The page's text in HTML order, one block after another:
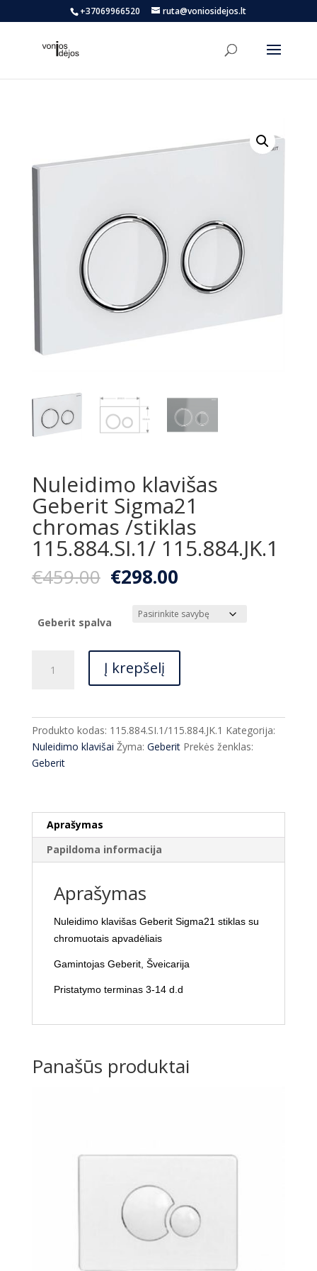
+37069966520 ruta@voniosidejos.lt
Nuleidimo klavišas
Geberit Sigma21
chromas /stiklas
115.884.SI.1/ 115.884.JK.1
€459.00 Original
price
was:
€459.00.
€298.00Current
is:
€298.00.
Geberit spalva
kiekis:
Geberit
Sigma21
chromas
Į krepšelį
Produkto kodas: 115.884.SI.1/115.884.JK.1 Kategorija:
Nuleidimo klavišai Žyma: Geberit Prekės ženklas:
Geberit
Aprašymas
Papildoma informacija
Aprašymas
Nuleidimo klavišas Geberit Sigma21 stiklas su
chromuotais apvadėliais
Gamintojas Geberit, Šveicarija
Pristatymo terminas 3-14 d.d
Panašūs produktai